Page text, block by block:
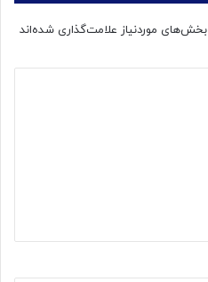
بخش‌های موردنیاز علامت‌گذاری شده‌اند